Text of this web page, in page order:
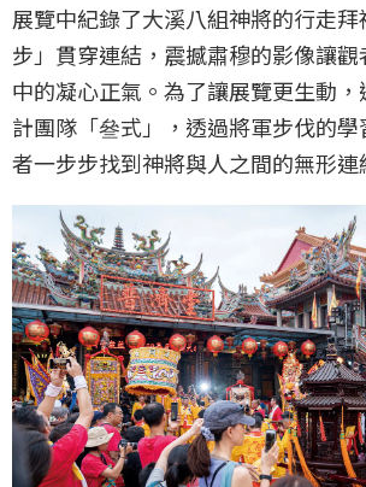
展覽中紀錄了大溪八組神將的行走
步」貫穿連結，震撼肅穆的影像讓
中的凝心正氣。為了讓展覽更生動
計團隊「叄式」，透過將軍步伐的
者一步步找到神將與人之間的無形連